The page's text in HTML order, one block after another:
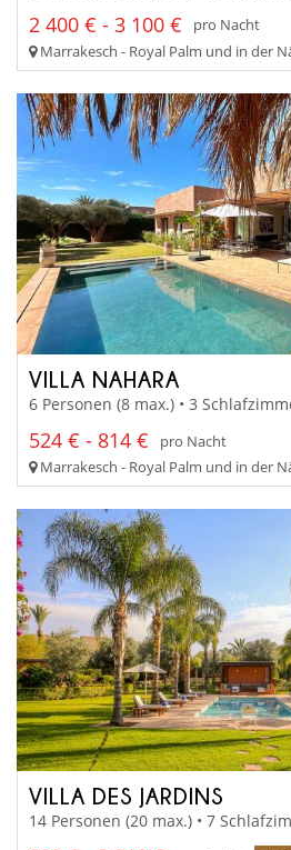
2 400 € - 3 100 €
pro Nacht
Marrakesch - Royal Palm und in der
VILLA NAHARA
6 Personen (8 max.) • 3
524 € - 814 €
pro Nacht
Marrakesch - Royal Palm und in der
VILLA DES JARDINS
14 Personen (20 max.) • 7